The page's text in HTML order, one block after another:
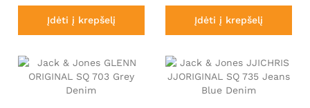
Įdėti į krepšelį Įdėti į krepšelį